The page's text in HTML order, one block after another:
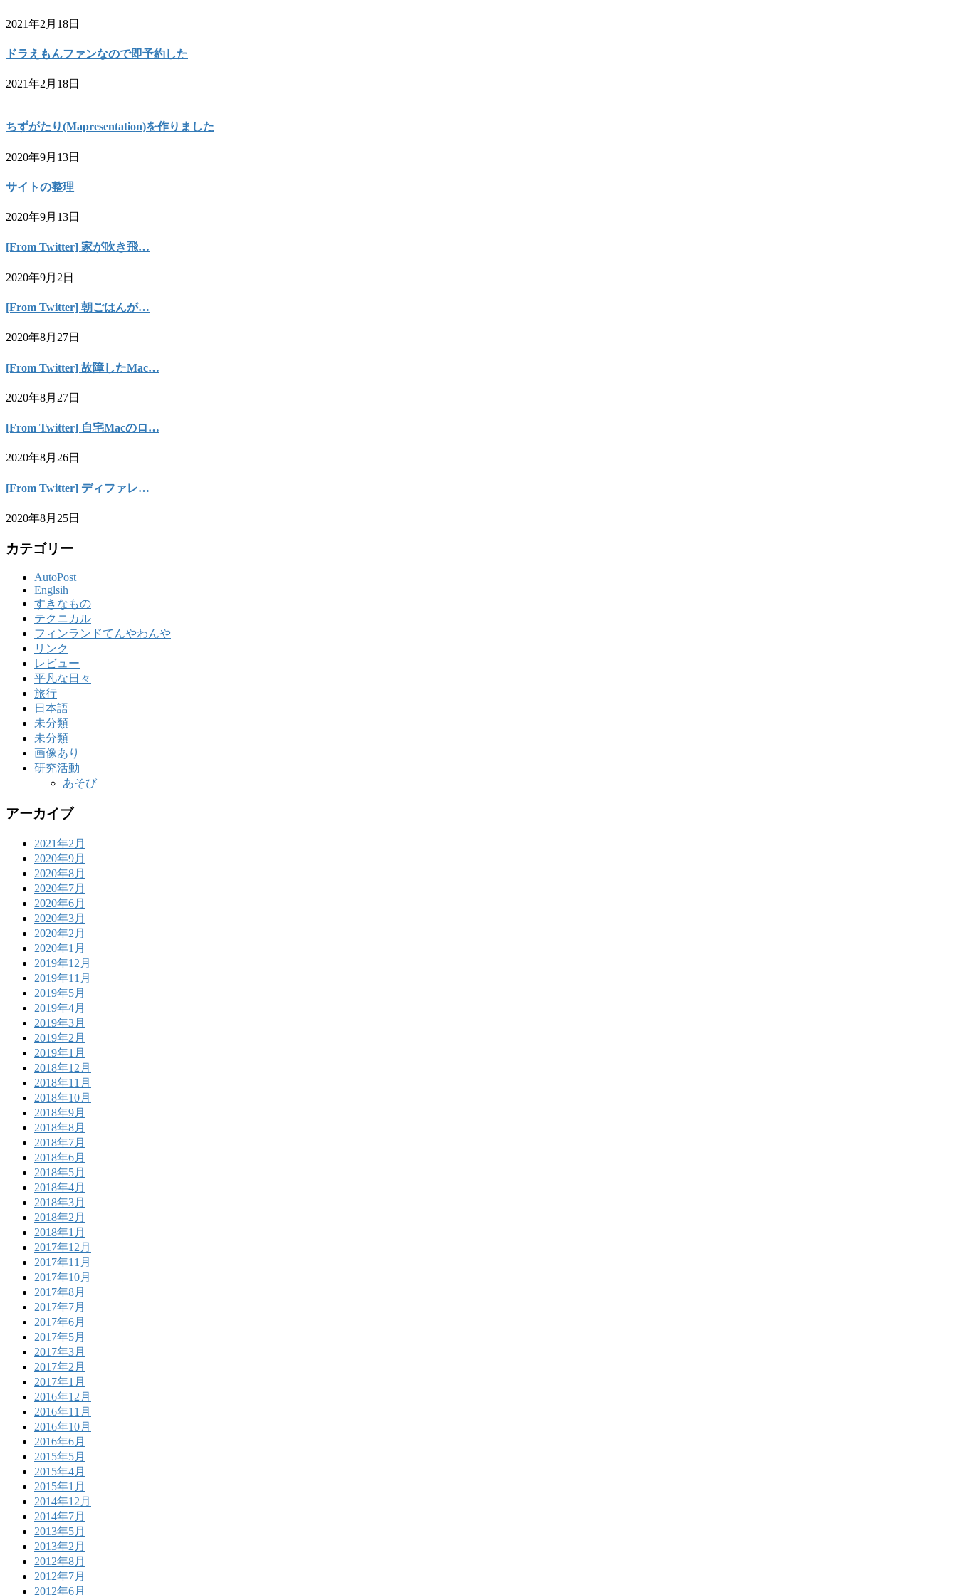
2021年2月18日
ドラえもんファンなので即予約した
2021年2月18日
ちずがたり(Mapresentation)を作りました
2020年9月13日
サイトの整理
2020年9月13日
[From Twitter] 家が吹き飛…
2020年9月2日
[From Twitter] 朝ごはんが…
2020年8月27日
[From Twitter] 故障したMac…
2020年8月27日
[From Twitter] 自宅Macのロ…
2020年8月26日
[From Twitter] ディファレ…
2020年8月25日
カテゴリー
AutoPost
Englsih
すきなもの
テクニカル
フィンランドてんやわんや
リンク
レビュー
平凡な日々
旅行
日本語
未分類
未分類
画像あり
研究活動
あそび
アーカイブ
2021年2月
2020年9月
2020年8月
2020年7月
2020年6月
2020年3月
2020年2月
2020年1月
2019年12月
2019年11月
2019年5月
2019年4月
2019年3月
2019年2月
2019年1月
2018年12月
2018年11月
2018年10月
2018年9月
2018年8月
2018年7月
2018年6月
2018年5月
2018年4月
2018年3月
2018年2月
2018年1月
2017年12月
2017年11月
2017年10月
2017年8月
2017年7月
2017年6月
2017年5月
2017年3月
2017年2月
2017年1月
2016年12月
2016年11月
2016年10月
2016年6月
2015年5月
2015年4月
2015年1月
2014年12月
2014年7月
2013年5月
2013年2月
2012年8月
2012年7月
2012年6月